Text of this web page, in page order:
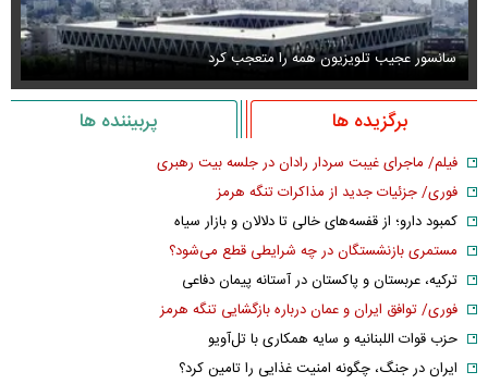
سانسور عجیب تلویزیون همه را متعجب کرد
برگزیده ها پربیننده ها
فیلم/ ماجرای غیبت سردار رادان در جلسه بیت رهبری
فوری/ جزئیات جدید از مذاکرات تنگه هرمز
کمبود دارو؛ از قفسه‌های خالی تا دلالان و بازار سیاه
مستمری بازنشستگان در چه شرایطی قطع می‌شود؟
ترکیه، عربستان و پاکستان در آستانه پیمان دفاعی
فوری/ توافق ایران و عمان درباره بازگشایی تنگه هرمز
حزب قوات اللبنانیه و سایه همکاری با تل‌آویو
ایران در جنگ، چگونه امنیت غذایی را تامین کرد؟